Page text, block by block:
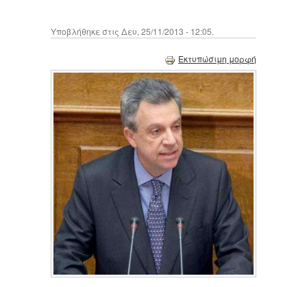
Υποβλήθηκε στις Δευ, 25/11/2013 - 12:05.
Εκτυπώσιμη μορφή